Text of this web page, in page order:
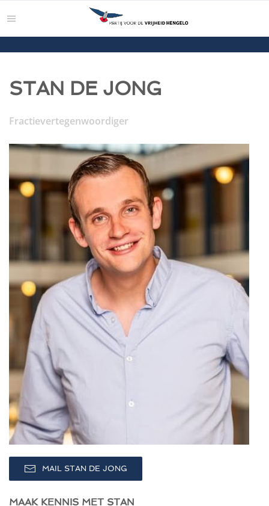
STAN DE JONG
Fractievertegenwoordiger
MAIL STAN DE JONG
MAAK KENNIS MET STAN